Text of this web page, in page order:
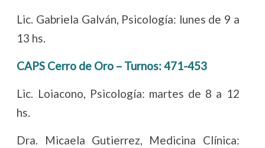
Lic. Gabriela Galván, Psicología: lunes de 9 a
13 hs.
CAPS Cerro de Oro – Turnos: 471-453
Lic. Loiacono, Psicología: martes de 8 a 12
hs.
Dra. Micaela Gutierrez, Medicina Clínica: